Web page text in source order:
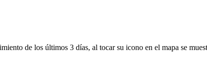
de los últimos 3 días, al tocar su icono en el mapa se